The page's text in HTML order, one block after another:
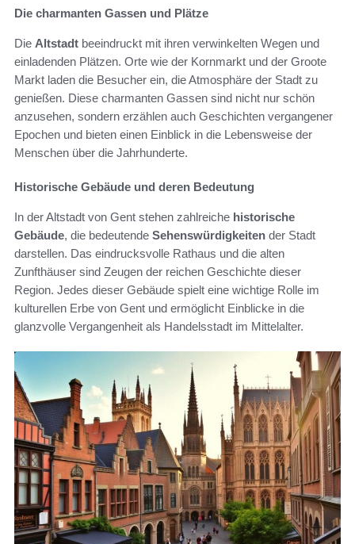
Die charmanten Gassen und Plätze
Die Altstadt beeindruckt mit ihren verwinkelten Wegen und
einladenden Plätzen. Orte wie der Kornmarkt und der Groote
Markt laden die Besucher ein, die Atmosphäre der Stadt zu
genießen. Diese charmanten Gassen sind nicht nur schön
anzusehen, sondern erzählen auch Geschichten vergangener
Epochen und bieten einen Einblick in die Lebensweise der
Menschen über die Jahrhunderte.
Historische Gebäude und deren Bedeutung
In der Altstadt von Gent stehen zahlreiche historische
Gebäude, die bedeutende Sehenswürdigkeiten der Stadt
darstellen. Das eindrucksvolle Rathaus und die alten
Zunfthäuser sind Zeugen der reichen Geschichte dieser
Region. Jedes dieser Gebäude spielt eine wichtige Rolle im
kulturellen Erbe von Gent und ermöglicht Einblicke in die
glanzvolle Vergangenheit als Handelsstadt im Mittelalter.